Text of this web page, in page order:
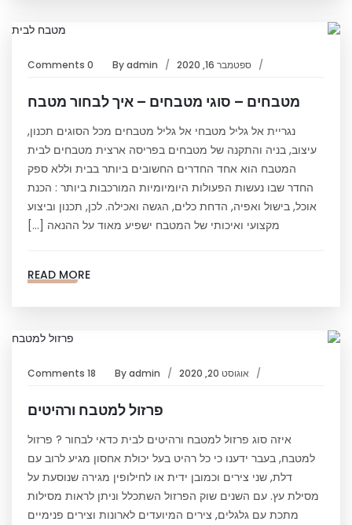
ספטמבר 16, 2020 Byadmin
0 Comments
מטבחים – סוגי מטבחים – איך לבחור מטבח
נגריית אל גליל מטבחי אל גליל מטבחים מכל הסוגים תכנון,
עיצוב, בניה והתקנה של מטבחים בפריסה ארצית מטבחים לבית
המטבח הוא אחד החדרים החשובים ביותר בבית וללא ספק
החדר שבו נעשות הפעולות היומיומיות המורכבות ביותר : הכנת
אוכל, בישול ואפיה, הדחת כלים, הגשה ואכילה. לכן, תכנון וביצוע
מקצועי ואיכותי של המטבח ישפיע מאוד על ההנאה […]
READ MORE
אוגוסט 20, 2020 Byadmin
18 Comments
פרזול למטבח ורהיטים
איזה סוג פרזול למטבח ורהיטים לבית כדאי לבחור ? פרזול
למטבח, בעבר ידענו כי כל רהיט בעל יכולת אחסון מגיע לרוב עם
דלת, שני צירים וכמובן ידית או לחילופין מגירה שנוסעת על
מסילת עץ. עם השנים שוק הפרזול השתכלל וניתן לראות מסילות
מתכת עם גלגלים, צירים המיועדים לארונות וצירים פנימיים